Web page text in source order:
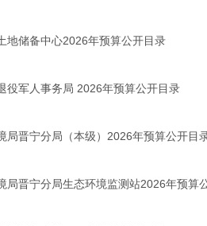
地储备中心2026年预算公开目录
役军人事务局 2026年预算公开目录
局晋宁分局（本级）2026年预算公开目
局晋宁分局生态环境监测站2026年预算